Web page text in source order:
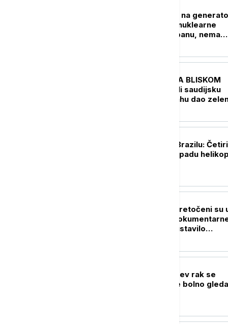
Alarm zbog kvara na
Isključen reaktor nuklearne
elektrane Oi u Japanu, nema
ISTOKU Huti napali saudijsku
rafineriju, Netanjahu dao
Teška nesreća u Brazilu: Četiri
osobe poginule u padu
Njihovi slučajevi pretočeni su
filmove, serije i
emisije: Šta je zaustavilo
Hanter Bajden: Očev rak se
proširio, veoma je bolno